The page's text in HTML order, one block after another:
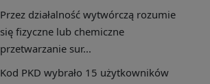
Przez działalność wytwórczą rozumie
się fizyczne lub chemiczne
przetwarzanie sur...
Kod PKD wybrało 15 użytkowników